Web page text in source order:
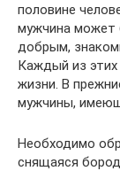
половине
мужчина может
добрым,
Каждый из этих
жизни. В
мужчины,
Необходимо
снящаяся